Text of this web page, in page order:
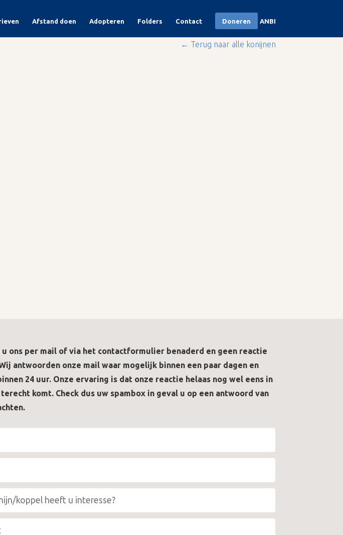
Afstand doen Adopteren Folders Contact Doneren ANBI
← Terug naar alle konijnen
u ons per mail of via het contactformulier benaderd en geen reactie
antwoorden onze mail waar mogelijk binnen een paar dagen en
24 uur. Onze ervaring is dat onze reactie helaas nog wel eens in
komt. Check dus uw spambox in geval u op een antwoord van